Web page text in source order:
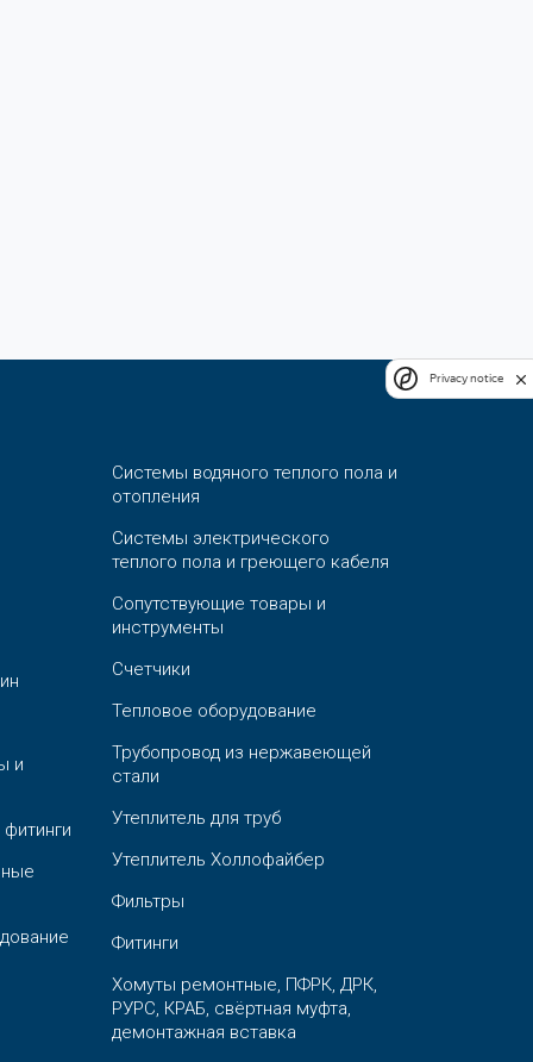
и
Системы водяного теплого пола и
отопления
Системы электрического
теплого пола и греющего кабеля
Сопутствующие товары и
инструменты
Счетчики
Тепловое оборудование
Трубопровод из нержавеющей
стали
Утеплитель для труб
Утеплитель Холлофайбер
Фильтры
Фитинги
Хомуты ремонтные, ПФРК, ДРК,
РУРС, КРАБ, свёртная муфта,
демонтажная вставка
Privacy notice